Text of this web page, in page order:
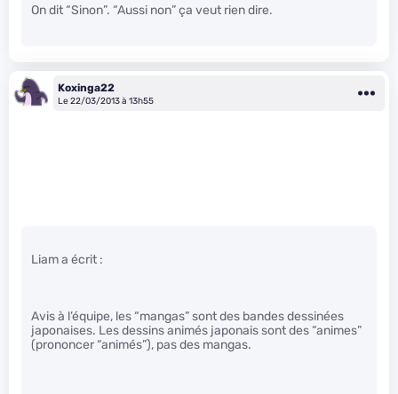
On dit “Sinon”. “Aussi non” ça veut rien dire.
Koxinga22
Le 22/03/2013 à 13h55
Liam a écrit :
Avis à l’équipe, les “mangas” sont des bandes dessinées
japonaises. Les dessins animés japonais sont des “animes”
(prononcer “animés”), pas des mangas.